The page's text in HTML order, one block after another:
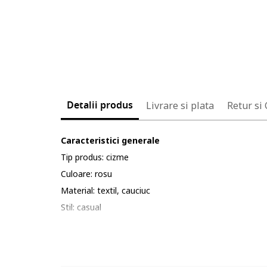
Detalii produs Livrare si plata Retur si
Caracteristici generale
Tip produs: cizme
Culoare: rosu
Material: textil, cauciuc
Stil: casual